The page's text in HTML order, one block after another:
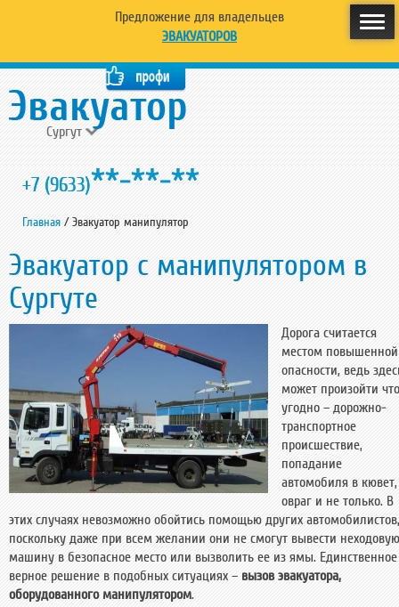
Предложение для владельцев
ЭВАКУАТОРОВ
Сургут
+7 (9633)**-**-**
Главная /Эвакуатор манипулятор
Эвакуатор с манипулятором в
Сургуте
Дорога считается
местом повышенной
опасности, ведь
может произойти что
угодно – дорожно-
транспортное
происшествие,
попадание
автомобиля в кювет,
овраг и не только. В
этих случаях невозможно обойтись помощью других автомобилистов,
поскольку даже при всем желании они не смогут вывести неходовую
машину в безопасное место или вызволить ее из ямы. Единственное
верное решение в подобных ситуациях – вызов эвакуатора,
оборудованного манипулятором.